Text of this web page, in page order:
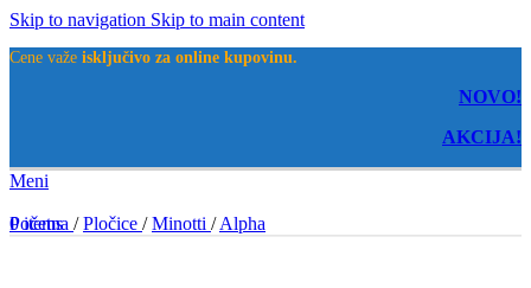
Skip to navigation Skip to main content
Cene važe isključivo za online kupovinu.
NOVO!
AKCIJA!
Meni
0items
Početna / Pločice / Minotti / Alpha